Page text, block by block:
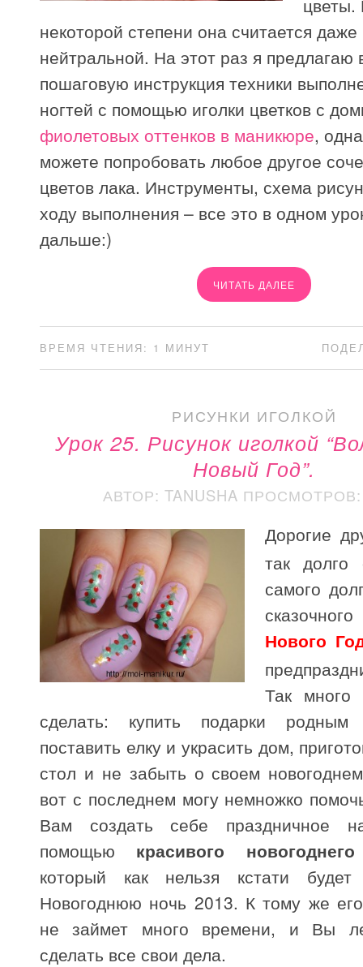
некоторой степени она считается даже
нейтральной. На этот раз я предлагаю
пошаговую инструкция техники
ногтей с помощью иголки цветков с
фиолетовых оттенков в маникюре,
можете попробовать любое другое
цветов лака. Инструменты, схема
ходу выполнения – все это в одном
дальше:)
ЧИТАТЬ ДАЛЕЕ
ВРЕМЯ ЧТЕНИЯ: 1 МИНУТ
РИСУНКИ ИГОЛКОЙ
Урок 25. Рисунок иголкой
Новый Год”.
АВТОР: TANUSHA ПРОСМОТРОВ:
Дорогие
так долго
самого
Нового
Так много
сделать: купить подарки
поставить елку и украсить дом,
стол и не забыть о своем
вот с последнем могу немножко
Вам создать себе праздничное
помощью красивого
который как нельзя кстати
Новогоднюю ночь 2013. К тому же
не займет много времени, и Вы
сделать все свои дела.